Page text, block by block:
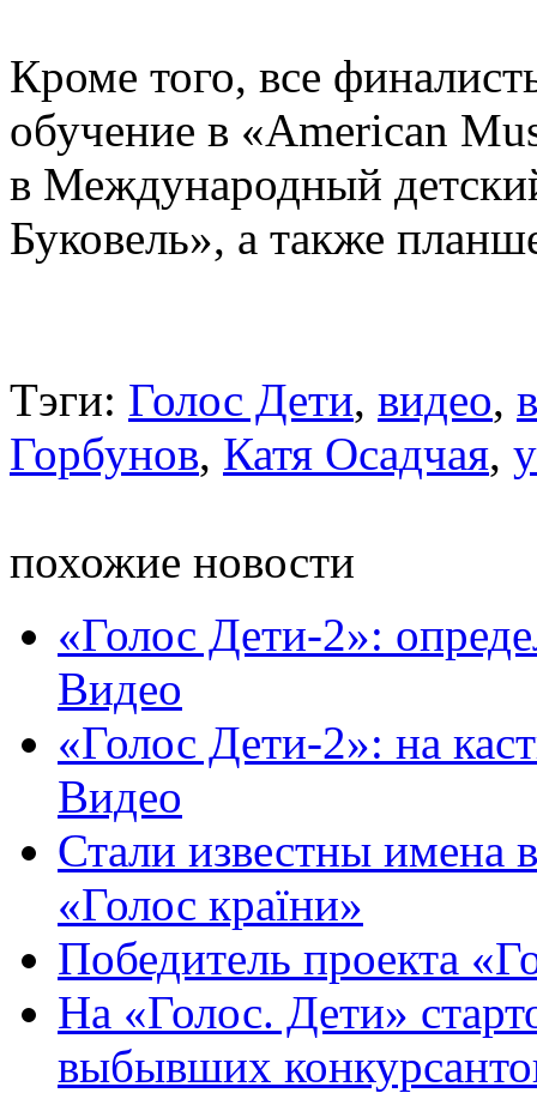
Кроме того, все
обучение в «American
в Международный
Буковель», а также
Тэги: Голос Дети, видео,
Горбунов, Катя Осадчая,
похожие новости
«Голос Дети-2»:
Видео
«Голос Дети-2»: на
Видео
Стали известны имена
«Голос країни»
Победитель проекта
На «Голос. Дети»
выбывших